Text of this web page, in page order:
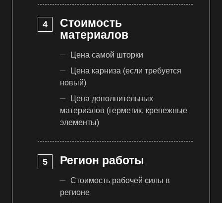
Стоимость
материалов
Цена самой шторки
Цена карниза (если требуется
новый)
Цена дополнительных
материалов (герметик, крепежные
элементы)
Регион работы
Стоимость рабочей силы в
регионе